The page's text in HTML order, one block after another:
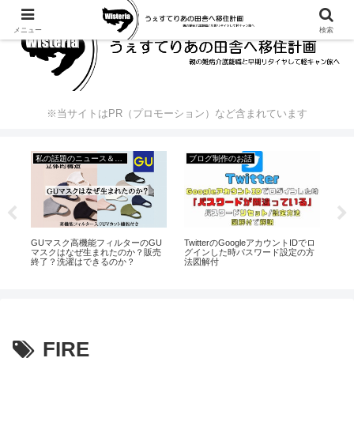
※当サイトはPR（プロモーション）など含まれています
私の話題のニュース＆出来事
GUマスク高機能フィルターのGU
マスクはなぜ生まれたのか？販売
終了？洗濯はできるのか？
ブログ制作のお話
TwitterのGoogleアカウントIDでロ
グインした時パスワード設定の方
法図解付
FIRE
メニュー 検索